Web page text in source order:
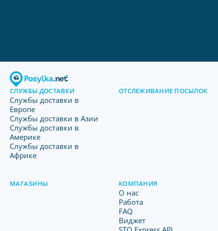
СЛУЖБЫ ДОСТАВКИ
Службы доставки в
Европе
Службы доставки в Азии
Службы доставки в
Америке
Службы доставки в
Африке
ОТСЛЕЖИВАНИЕ ПОСЫЛОК
МАГАЗИНЫ КОМПАНИЯ
O нас
Работа
FAQ
Виджет